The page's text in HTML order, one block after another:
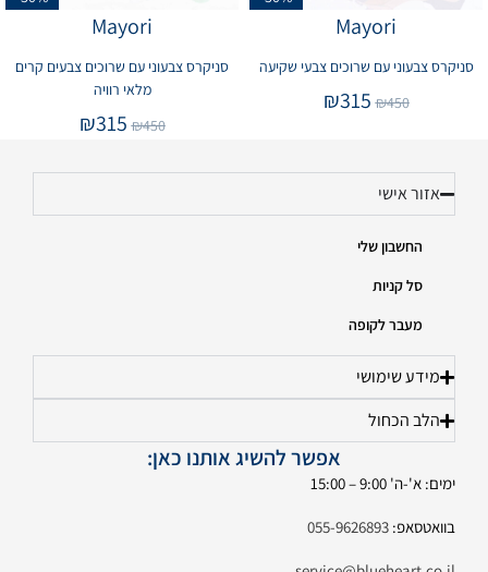
Mayori
סניקרס צבעוני עם שרוכים צבעי שקיעה
₪450
₪315
Mayori
סניקרס צבעוני עם שרוכים צבעים קרים
מלאי רוויה
₪450
₪315
אזור אישי
החשבון שלי
סל קניות
מעבר לקופה
מידע שימושי
הלב הכחול
אפשר להשיג אותנו כאן:
ימים: א'-ה' 9:00 – 15:00
בוואטסאפ: 055-9626893